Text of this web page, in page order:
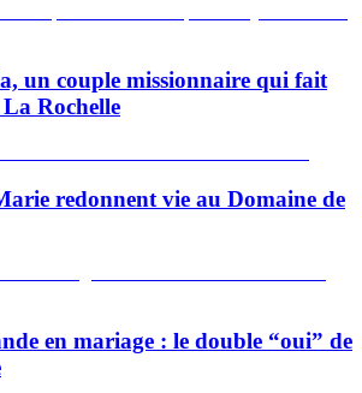
un couple missionnaire qui fait
Rochelle
redonnent vie au Domaine de
en mariage : le double “oui” de